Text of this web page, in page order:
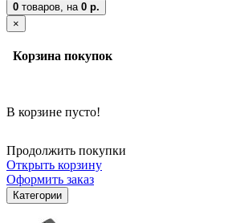
0 товаров, на 0 р.
×
Корзина покупок
В корзине пусто!
Продолжить покупки
Открыть корзину
Оформить заказ
Категории